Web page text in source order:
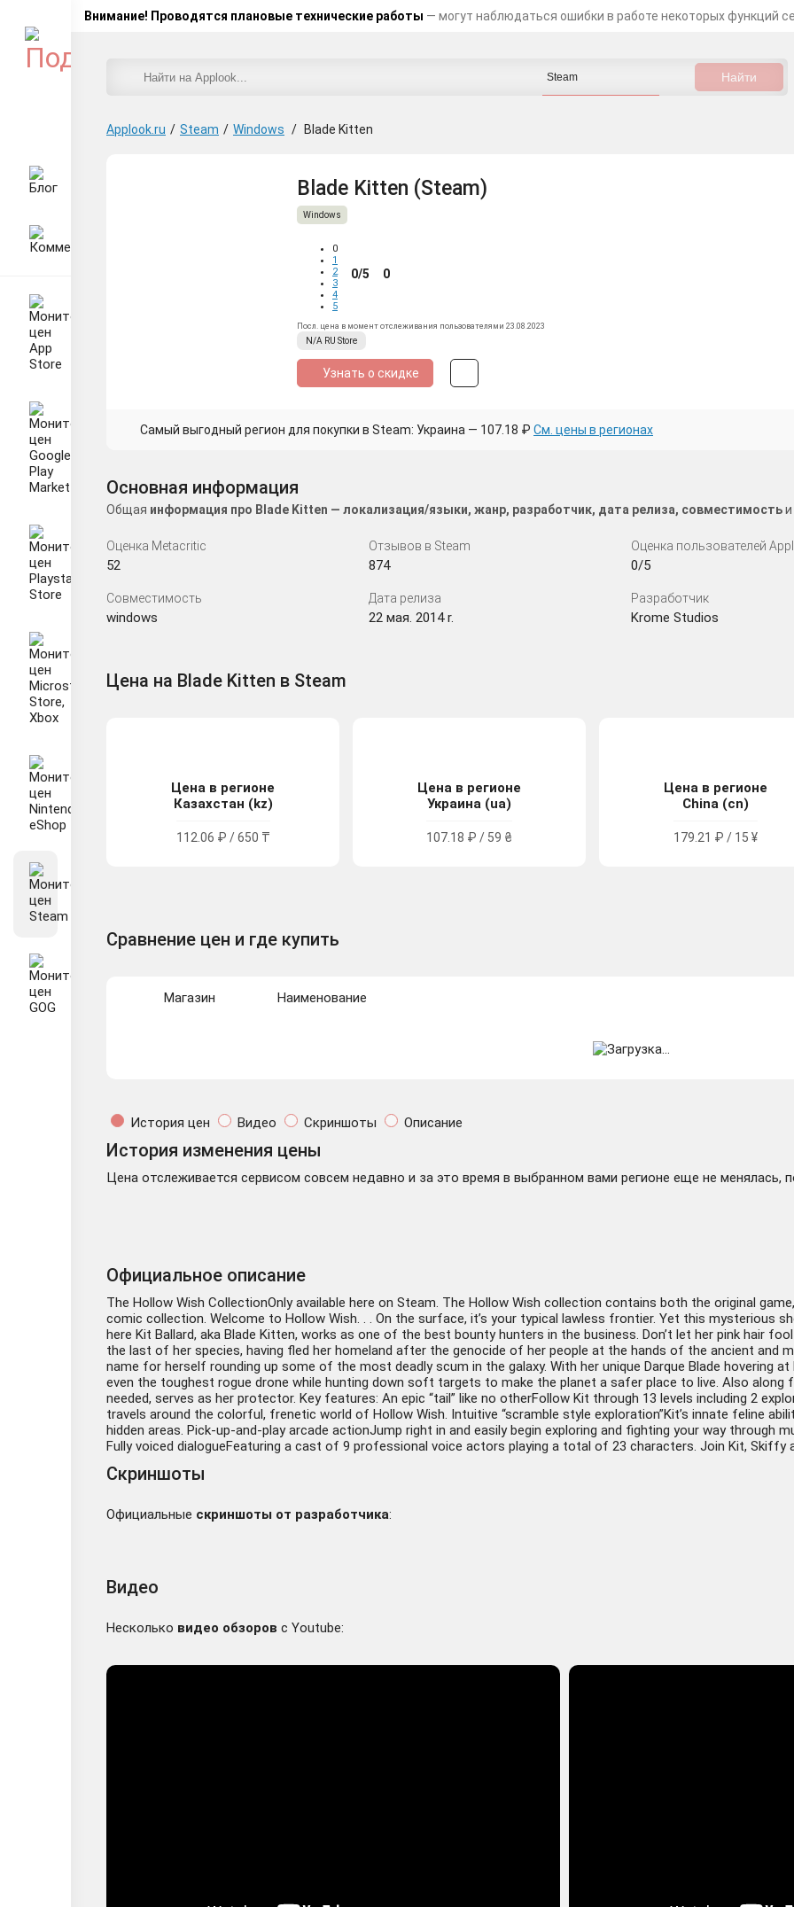
Внимание! Проводятся плановые технические работы — могут наблюдаться ошибки в работе некоторых функций
Applook.ru / Steam / Windows / Blade Kitten
Blade Kitten (Steam)
Windows
0
1
2
3
4
5
0/5 0
Посл. цена в момент отслеживания пользователями 23.08.2023
N/A RU Store
Узнать о скидке
Самый выгодный регион для покупки в Steam: Украина — 107.18 ₽ См. цены в регионах
Основная информация
Общая информация про Blade Kitten — локализация/языки, жанр, разработчик, дата релиза, совместимостьи
Оценка Metacritic
52
Отзывов в Steam
874
Оценка пользователей
0/5
Совместимость
windows
Дата релиза
22 мая. 2014 r.
Разработчик
Krome Studios
Цена на Blade Kitten в Steam
Цена в регионе
Казахстан (kz)
112.06 ₽ / 650 ₸
Цена в регионе
Украина (ua)
107.18 ₽ / 59 ₴
Цена в регионе
China (cn)
179.21 ₽ / 15 ¥
Сравнение цен и где купить
Магазин Наименование
История цен Видео Скриншоты Описание
История изменения цены
Цена отслеживается сервисом совсем недавно и за это время в выбранном вами регионе еще не менялась,
Официальное описание
The Hollow Wish CollectionOnly available here on Steam. The Hollow Wish collection contains both the original
comic collection. Welcome to Hollow Wish. . . On the surface, it’s your typical lawless frontier. Yet this mysterious
here Kit Ballard, aka Blade Kitten, works as one of the best bounty hunters in the business. Don’t let her pink hair
the last of her species, having fled her homeland after the genocide of her people at the hands of the ancient and
name for herself rounding up some of the most deadly scum in the galaxy. With her unique Darque Blade hovering
even the toughest rogue drone while hunting down soft targets to make the planet a safer place to live. Also along
needed, serves as her protector. Key features: An epic “tail” like no otherFollow Kit through 13 levels including 2
travels around the colorful, frenetic world of Hollow Wish. Intuitive “scramble style exploration”Kit’s innate feline
hidden areas. Pick-up-and-play arcade actionJump right in and easily begin exploring and fighting your way through
Fully voiced dialogueFeaturing a cast of 9 professional voice actors playing a total of 23 characters. Join Kit, Skiffy
Скриншоты
Официальные скриншоты от разработчика:
Видео
Несколько видео обзоров с Youtube: